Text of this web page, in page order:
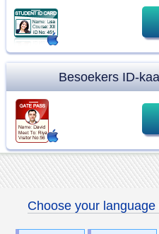
Besoekers ID-
Choose your